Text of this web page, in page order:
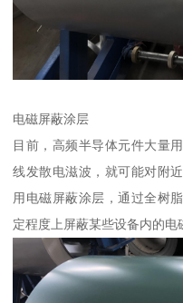
电磁屏蔽涂层
目前，高频半导体元件大量
线发散电滋波，就可能对附
用电磁屏蔽涂层，通过全树
定程度上屏蔽某些设备内的电